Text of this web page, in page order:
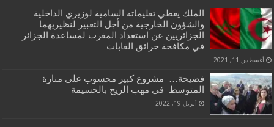
الملك يعطي تعليماته السامية لوزيري الداخلية
والشؤون الخارجية من أجل التعبير لنظيريهما
الجزائريين عن استعداد المغرب لمساعدة الجزائر
في مكافحة حرائق الغابات
أغسطس 11, 2021
فضيحة… مشروع كبير محسوب على منارة
المتوسط في مهب الريح بالحسيمة
أبريل 19, 2022